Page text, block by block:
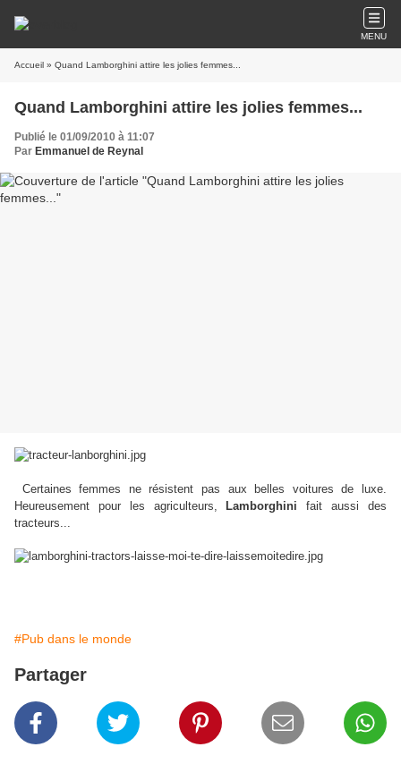
MENU
Accueil » Quand Lamborghini attire les jolies femmes...
Quand Lamborghini attire les jolies femmes...
Publié le 01/09/2010 à 11:07
Par Emmanuel de Reynal
Certaines femmes ne résistent pas aux belles voitures de luxe.
Heureusement pour les agriculteurs,
Lamborghini fait aussi des
tracteurs...
#Pub dans le monde
Partager